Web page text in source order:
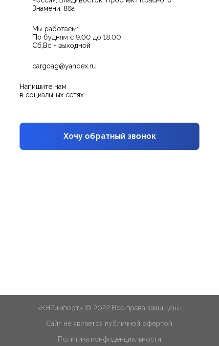
Знамени, 86а
Мы работаем:
По будням с 9:00 до 18:00
Сб,Вс - выходной
cargoag@yandex.ru
Напишите нам
в социальных сетях
Хочу обратный звонок
«КНРимпорт» © 2022 Все права защищены.
Сайт не является публичной офертой.
Политика конфиденциальности